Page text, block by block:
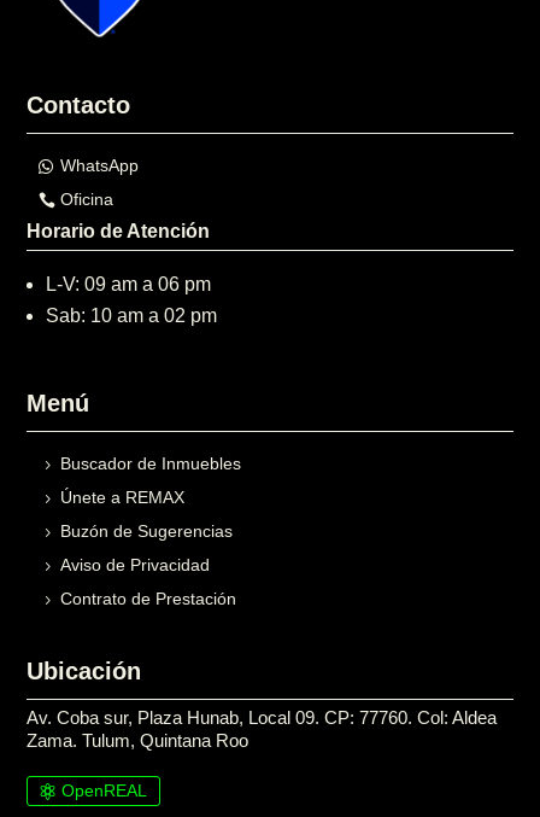
Contacto
WhatsApp
Oficina
Horario de Atención
L-V: 09 am a 06 pm
Sab: 10 am a 02 pm
Menú
Buscador de Inmuebles
Únete a REMAX
Buzón de Sugerencias
Aviso de Privacidad
Contrato de Prestación
Ubicación
Av. Coba sur, Plaza Hunab, Local 09. CP: 77760. Col: Aldea
Zama. Tulum, Quintana Roo
OpenREAL